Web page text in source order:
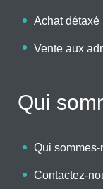
Achat détaxé
Vente aux
Qui
Qui sommes-
Contactez-